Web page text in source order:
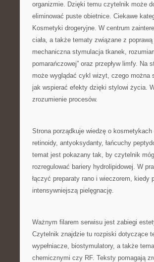
organizmie. Dzięki temu czytelnik może
eliminować puste obietnice. Ciekawe
Kosmetyki drogeryjne. W centrum
ciała, a także tematy związane z
mechaniczna stymulacja tkanek,
pomarańczowej” oraz przepływ limfy. Na
może wyglądać cykl wizyt, czego można
jak wspierać efekty dzięki stylowi życia.
zrozumienie procesów.
Strona porządkuje wiedzę o
retinoidy, antyoksydanty, łańcuchy
temat jest pokazany tak, by czytelnik
rozregulować bariery hydrolipidowej. W
łączyć preparaty rano i wieczorem,
intensywniejszą pielęgnację.
Ważnym filarem serwisu jest zabiegi
Czytelnik znajdzie tu rozpiski dotyczące
wypełniacze, biostymulatory, a także
chemicznymi czy RF. Teksty pomagają